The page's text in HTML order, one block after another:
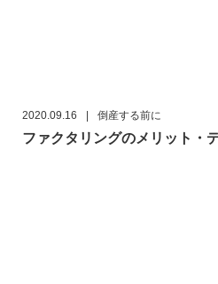
2020.09.16 | 倒産する前に
ファクタリングのメリット・